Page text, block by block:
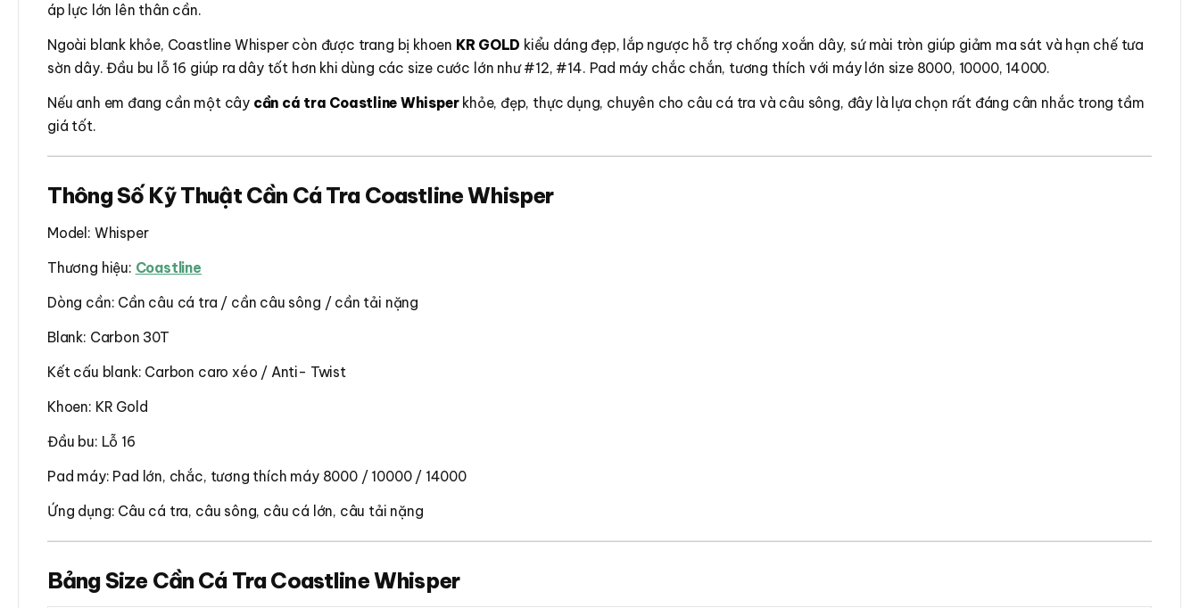
áp lực lớn lên thân cần.
Ngoài blank khỏe, Coastline Whisper còn được trang bị khoen KR GOLD kiểu dáng đẹp, lắp ngược hỗ trợ chống xoắn dây, sứ mài tròn giúp giảm ma sát và hạn chế tưa
sờn dây. Đầu bu lỗ 16 giúp ra dây tốt hơn khi dùng các size cước lớn như #12, #14. Pad máy chắc chắn, tương thích với máy lớn size 8000, 10000, 14000.
Nếu anh em đang cần một cây cần cá tra Coastline Whisperkhỏe, đẹp, thực dụng, chuyên cho câu cá tra và câu sông, đây là lựa chọn rất đáng cân nhắc trong tầm
giá tốt.
Thông Số Kỹ Thuật Cần Cá Tra Coastline Whisper
Model: Whisper
Thương hiệu: Coastline
Dòng cần: Cần câu cá tra / cần câu sông / cần tải nặng
Blank: Carbon 30T
Kết cấu blank: Carbon caro xéo / Anti- Twist
Khoen: KR Gold
Đầu bu: Lỗ 16
Pad máy: Pad lớn, chắc, tương thích máy 8000 / 10000 / 14000
Ứng dụng: Câu cá tra, câu sông, câu cá lớn, câu tải nặng
Bảng Size Cần Cá Tra Coastline Whisper